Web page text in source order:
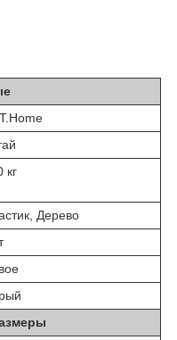
кг
Дерево